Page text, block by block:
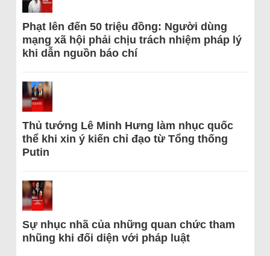
Phạt lên đến 50 triệu đồng: Người dùng
mạng xã hội phải chịu trách nhiệm pháp lý
khi dẫn nguồn báo chí
Thủ tướng Lê Minh Hưng làm nhục quốc
thể khi xin ý kiến chỉ đạo từ Tổng thống
Putin
Sự nhục nhã của những quan chức tham
nhũng khi đối diện với pháp luật